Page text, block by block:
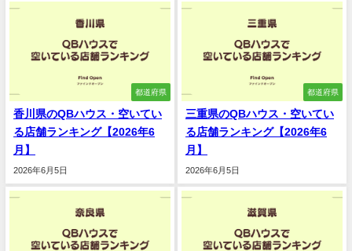
都道府県
香川県のQBハウス・空いてい
る店舗ランキング【2026年6
月】
2026年6月5日
都道府県
三重県のQBハウス・空いてい
る店舗ランキング【2026年6
月】
2026年6月5日